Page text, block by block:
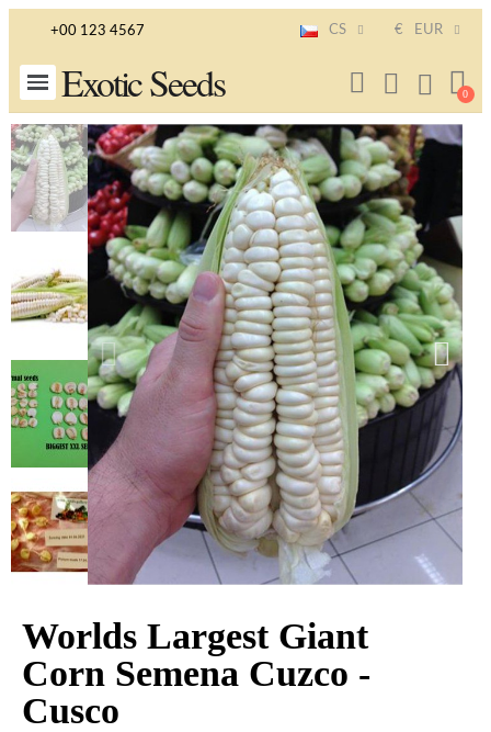
+00 123 4567 CS € EUR
Exotic Seeds
Worlds Largest Giant
Corn Semena Cuzco -
Cusco